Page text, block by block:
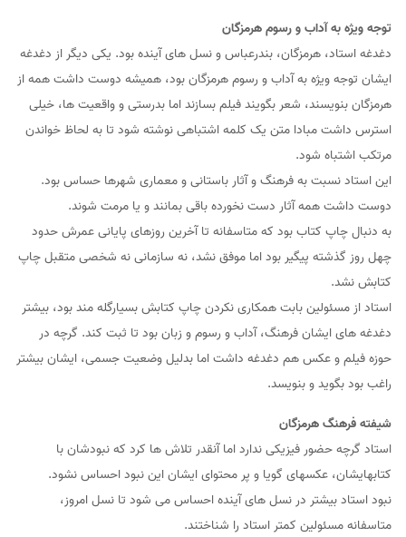
توجه ویژه به آداب و رسوم هرمزگان
دغدغه استاد، هرمزگان، بندرعباس و نسل های آینده بود. یکی دیگر از دغدغه
ایشان توجه ویژه به آداب و رسوم هرمزگان بود، همیشه دوست داشت همه از
هرمزگان بنویسند، شعر بگویند فیلم بسازند اما بدرستی و واقعیت ها، خیلی
استرس داشت مبادا متن یک کلمه اشتباهی نوشته شود تا به لحاظ خواندن
مرتکب اشتباه شود.
این استاد نسبت به فرهنگ و آثار باستانی و معماری شهرها حساس بود.
دوست داشت همه آثار دست نخورده باقی بمانند و یا مرمت شوند.
به دنبال چاپ کتاب بود که متاسفانه تا آخرین روزهای پایانی عمرش حدود
چهل روز گذشته پیگیر بود اما موفق نشد، نه سازمانی نه شخصی متقبل چاپ
کتابش نشد.
استاد از مسئولین بابت همکاری نکردن چاپ کتابش بسیارگله مند بود، بیشتر
دغدغه های ایشان فرهنگ، آداب و رسوم و زبان بود تا ثبت کند. گرچه در
حوزه فیلم و عکس هم دغدغه داشت اما بدلیل وضعیت جسمی، ایشان بیشتر
راغب بود بگوید و بنویسد.
شیفته فرهنگ هرمزگان
استاد گرچه حضور فیزیکی ندارد اما آنقدر تلاش ها کرد که نبودشان با
کتابهایشان، عکسهای گویا و پر محتوای ایشان این نبود احساس نشود.
نبود استاد بیشتر در نسل های آینده احساس ‌می شود تا نسل امروز،
متاسفانه مسئولین کمتر استاد را شناختند.